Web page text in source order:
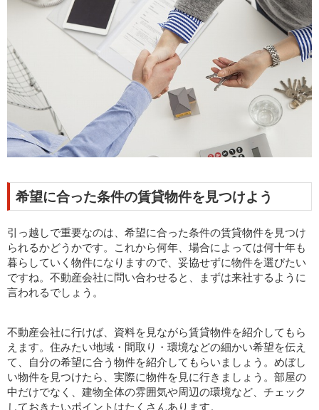
希望に合った条件の賃貸物件を見つけよう
引っ越しで重要なのは、希望に合った条件の賃貸物件を見つけ
られるかどうかです。これから何年、場合によっては何十年も
暮らしていく物件になりますので、妥協せずに物件を選びたい
ですね。不動産会社に問い合わせると、まずは来社するように
言われるでしょう。
不動産会社に行けば、資料を見ながら賃貸物件を紹介してもら
えます。住みたい地域・間取り・環境などの細かい希望を伝え
て、自分の希望に合う物件を紹介してもらいましょう。めぼし
い物件を見つけたら、実際に物件を見に行きましょう。部屋の
中だけでなく、建物全体の雰囲気や周辺の環境など、チェック
しておきたいポイントはたくさんあります。